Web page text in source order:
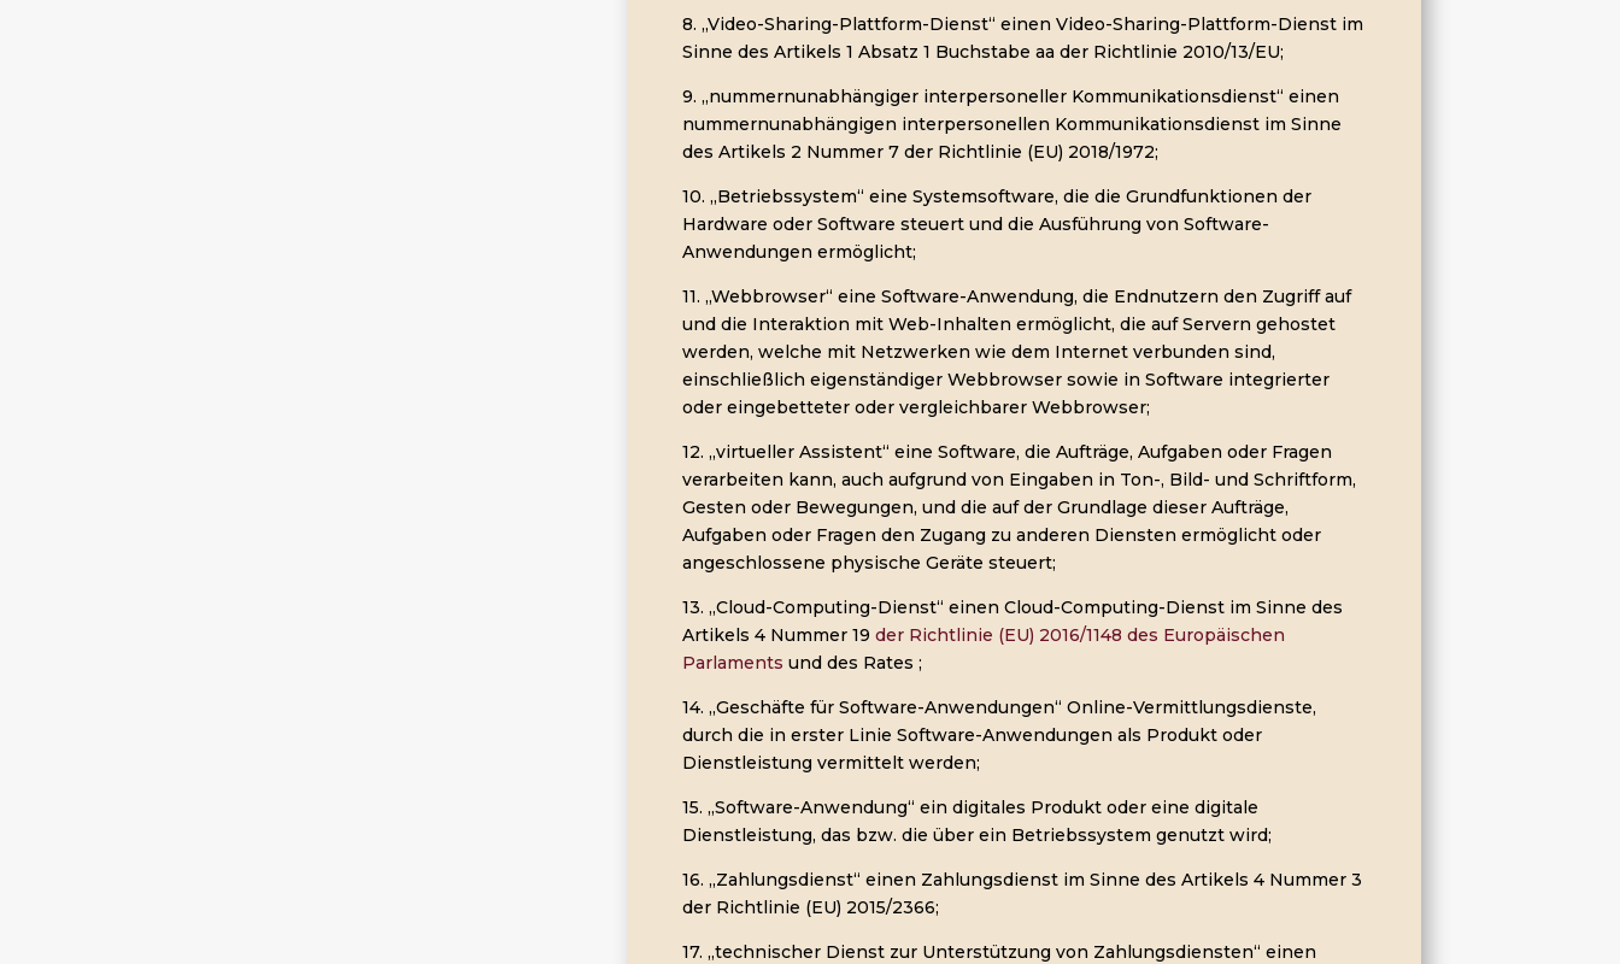
8. „Video-Sharing-Plattform-Dienst“ einen Video-Sharing-Plattform-Dienst im
Sinne des Artikels 1 Absatz 1 Buchstabe aa der Richtlinie 2010/13/EU;
9. „nummernunabhängiger interpersoneller Kommunikationsdienst“ einen
nummernunabhängigen interpersonellen Kommunikationsdienst im Sinne
des Artikels 2 Nummer 7 der Richtlinie (EU) 2018/1972;
10. „Betriebssystem“ eine Systemsoftware, die die Grundfunktionen der
Hardware oder Software steuert und die Ausführung von Software-
Anwendungen ermöglicht;
11. „Webbrowser“ eine Software-Anwendung, die Endnutzern den Zugriff auf
und die Interaktion mit Web-Inhalten ermöglicht, die auf Servern gehostet
werden, welche mit Netzwerken wie dem Internet verbunden sind,
einschließlich eigenständiger Webbrowser sowie in Software integrierter
oder eingebetteter oder vergleichbarer Webbrowser;
12. „virtueller Assistent“ eine Software, die Aufträge, Aufgaben oder Fragen
verarbeiten kann, auch aufgrund von Eingaben in Ton-, Bild- und Schriftform,
Gesten oder Bewegungen, und die auf der Grundlage dieser Aufträge,
Aufgaben oder Fragen den Zugang zu anderen Diensten ermöglicht oder
angeschlossene physische Geräte steuert;
13. „Cloud-Computing-Dienst“ einen Cloud-Computing-Dienst im Sinne des
Artikels 4 Nummer 19 der Richtlinie (EU) 2016/1148 des Europäischen
Parlaments und des Rates ;
14. „Geschäfte für Software-Anwendungen“ Online-Vermittlungsdienste,
durch die in erster Linie Software-Anwendungen als Produkt oder
Dienstleistung vermittelt werden;
15. „Software-Anwendung“ ein digitales Produkt oder eine digitale
Dienstleistung, das bzw. die über ein Betriebssystem genutzt wird;
16. „Zahlungsdienst“ einen Zahlungsdienst im Sinne des Artikels 4 Nummer 3
der Richtlinie (EU) 2015/2366;
17. „technischer Dienst zur Unterstützung von Zahlungsdiensten“ einen